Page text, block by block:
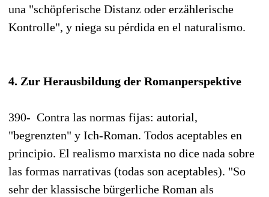
una "schöpferische Distanz oder erzählerische
Kontrolle", y niega su pérdida en el naturalismo.
4. Zur Herausbildung der Romanperspektive
390- Contra las normas fijas: autorial,
"begrenzten" y Ich-Roman. Todos aceptables en
principio. El realismo marxista no dice nada sobre
las formas narrativas (todas son aceptables). "So
sehr der klassische bürgerliche Roman als